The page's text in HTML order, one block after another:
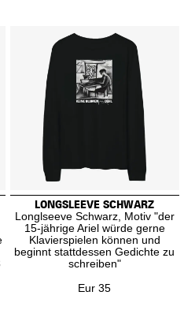
LONGSLEEVE SCHWARZ
Longlseeve Schwarz, Motiv "der
15-jährige Ariel würde gerne
Klavierspielen können und
beginnt stattdessen Gedichte zu
schreiben"
Eur 35